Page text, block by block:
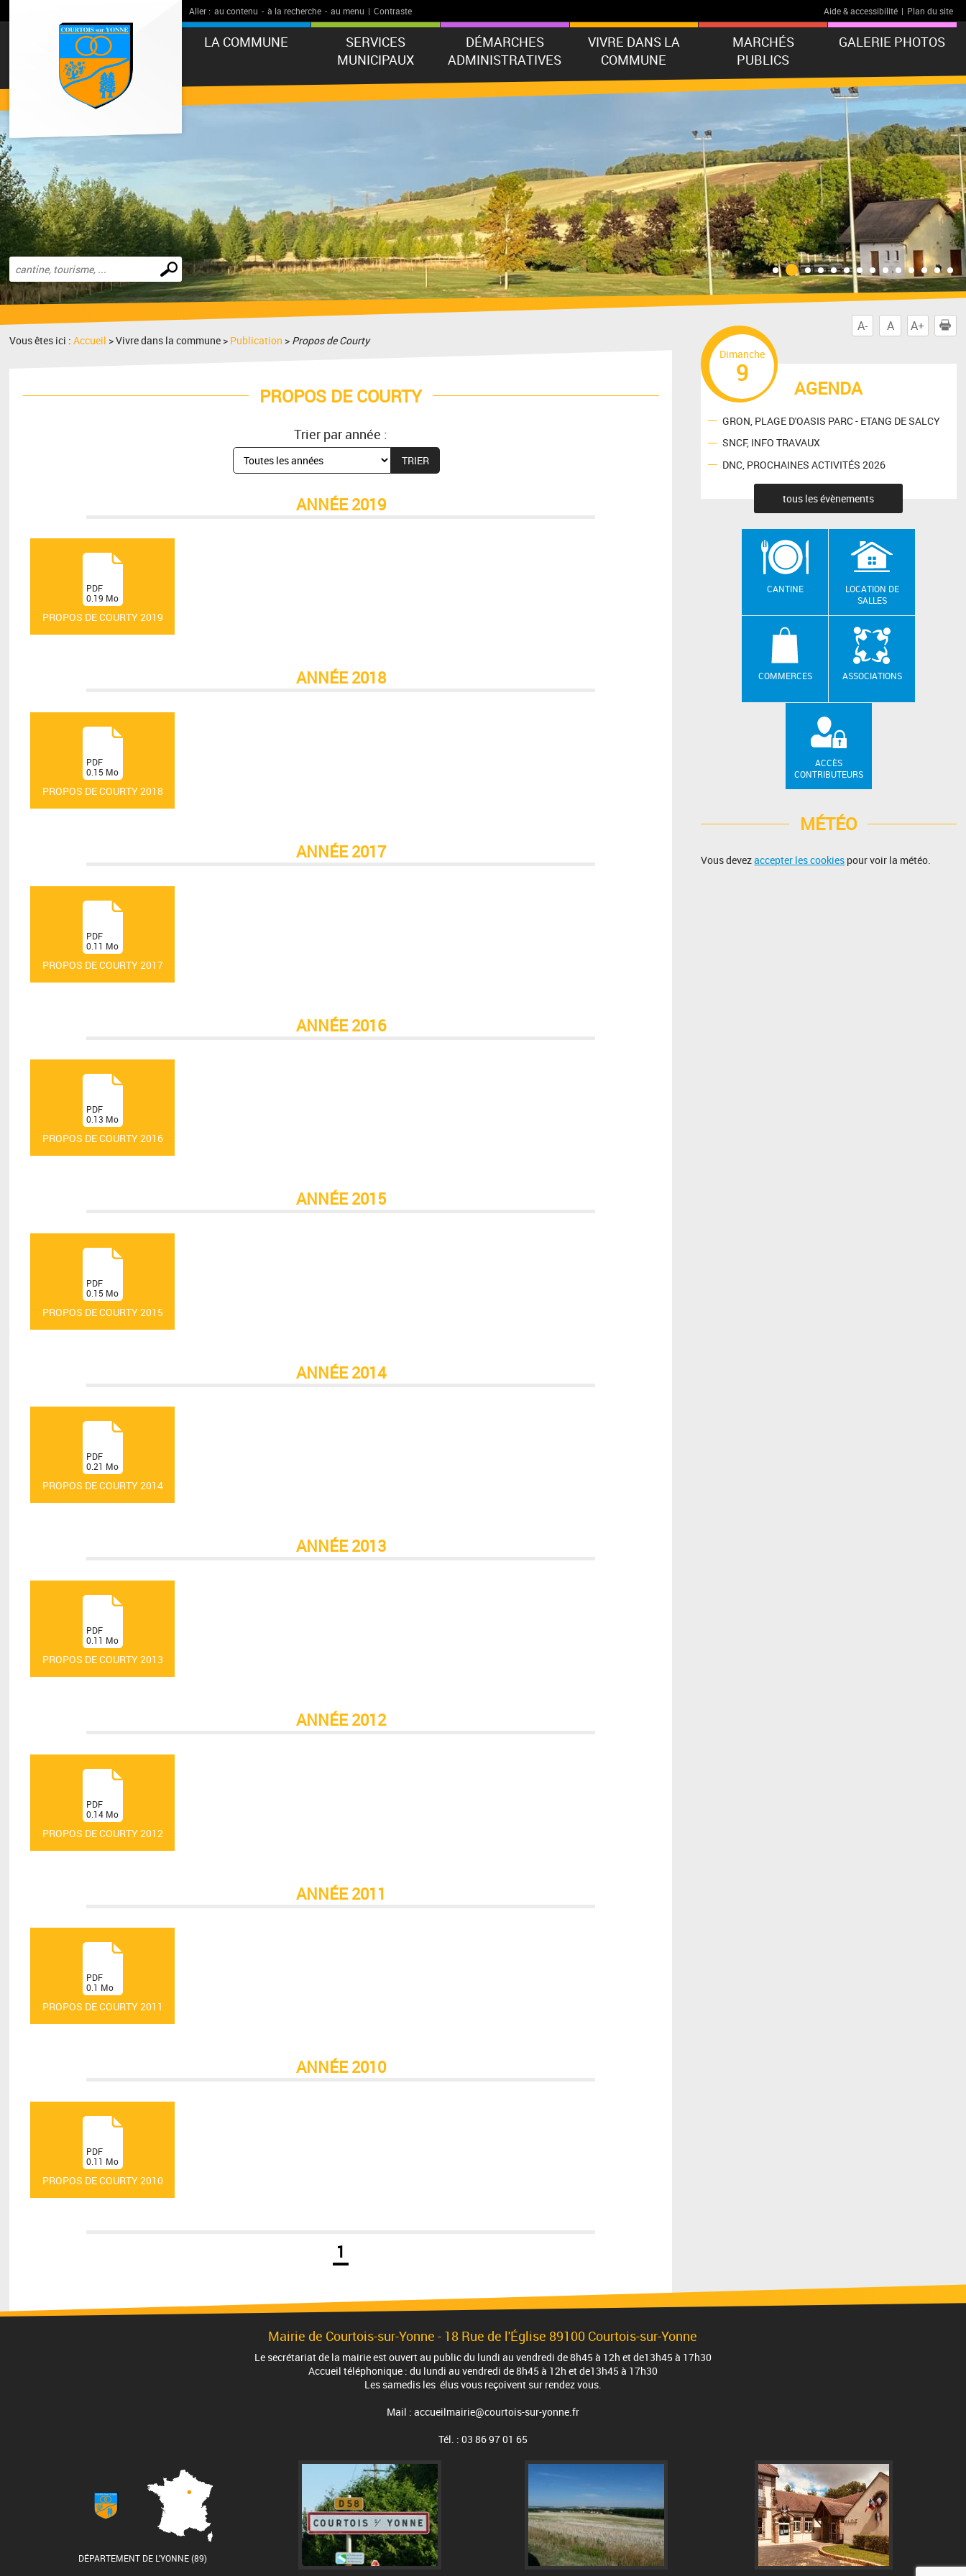
Aller : au contenu - à la recherche - au menu | Contraste Aide & accessibilité | Plan du site
LA COMMUNE
SERVICES
MUNICIPAUX
DÉMARCHES
ADMINISTRATIVES
VIVRE DANS LA
COMMUNE
MARCHÉS
PUBLICS
GALERIE PHOTOS
Effectuer
une
recherche
A- A A+
Vous êtes ici :Accueil > Vivre dans la commune > Publication > Propos de Courty
PROPOS DE COURTY
Trier par année :
ANNÉE 2019
PROPOS DE COURTY 2019
(PDF
0.19 Mo
)
ANNÉE 2018
PROPOS DE COURTY 2018
(PDF
0.15 Mo
)
ANNÉE 2017
PROPOS DE COURTY 2017
(PDF
0.11 Mo
)
ANNÉE 2016
PROPOS DE COURTY 2016
(PDF
0.13 Mo
)
ANNÉE 2015
PROPOS DE COURTY 2015
(PDF
0.15 Mo
)
ANNÉE 2014
PROPOS DE COURTY 2014
(PDF
0.21 Mo
)
ANNÉE 2013
PROPOS DE COURTY 2013
(PDF
0.11 Mo
)
ANNÉE 2012
PROPOS DE COURTY 2012
(PDF
0.14 Mo
)
ANNÉE 2011
PROPOS DE COURTY 2011
(PDF
0.1 Mo
)
ANNÉE 2010
PROPOS DE COURTY 2010
(PDF
0.11 Mo
)
1
AGENDA
Dimanche
9
GRON, PLAGE D'OASIS PARC - ETANG DE SALCY
SNCF, INFO TRAVAUX
DNC, PROCHAINES ACTIVITÉS 2026
tous les évènements
CANTINE
LOCATION DE
SALLES
COMMERCES ASSOCIATIONS
ACCÈS
CONTRIBUTEURS
MÉTÉO
Vous devezaccepter les cookies pour voir la météo.
Mairie de Courtois-sur-Yonne - 18 Rue de l'Église 89100 Courtois-sur-Yonne
Le secrétariat de la mairie est ouvert au public du lundi au vendredi de 8h45 à 12h et de13h45 à 17h30
Accueil téléphonique : du lundi au vendredi de 8h45 à 12h et de13h45 à 17h30
Les samedis les élus vous reçoivent sur rendez vous.
Mail : accueilmairie@courtois-sur-yonne.fr
Tél. : 03 86 97 01 65
DÉPARTEMENT DE L'YONNE (89)